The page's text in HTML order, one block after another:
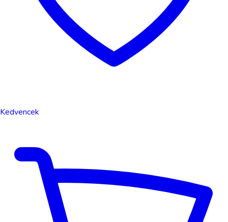
Kedvencek